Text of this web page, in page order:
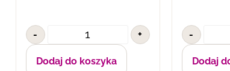
- +
Dodaj do koszyka
-
Dodaj